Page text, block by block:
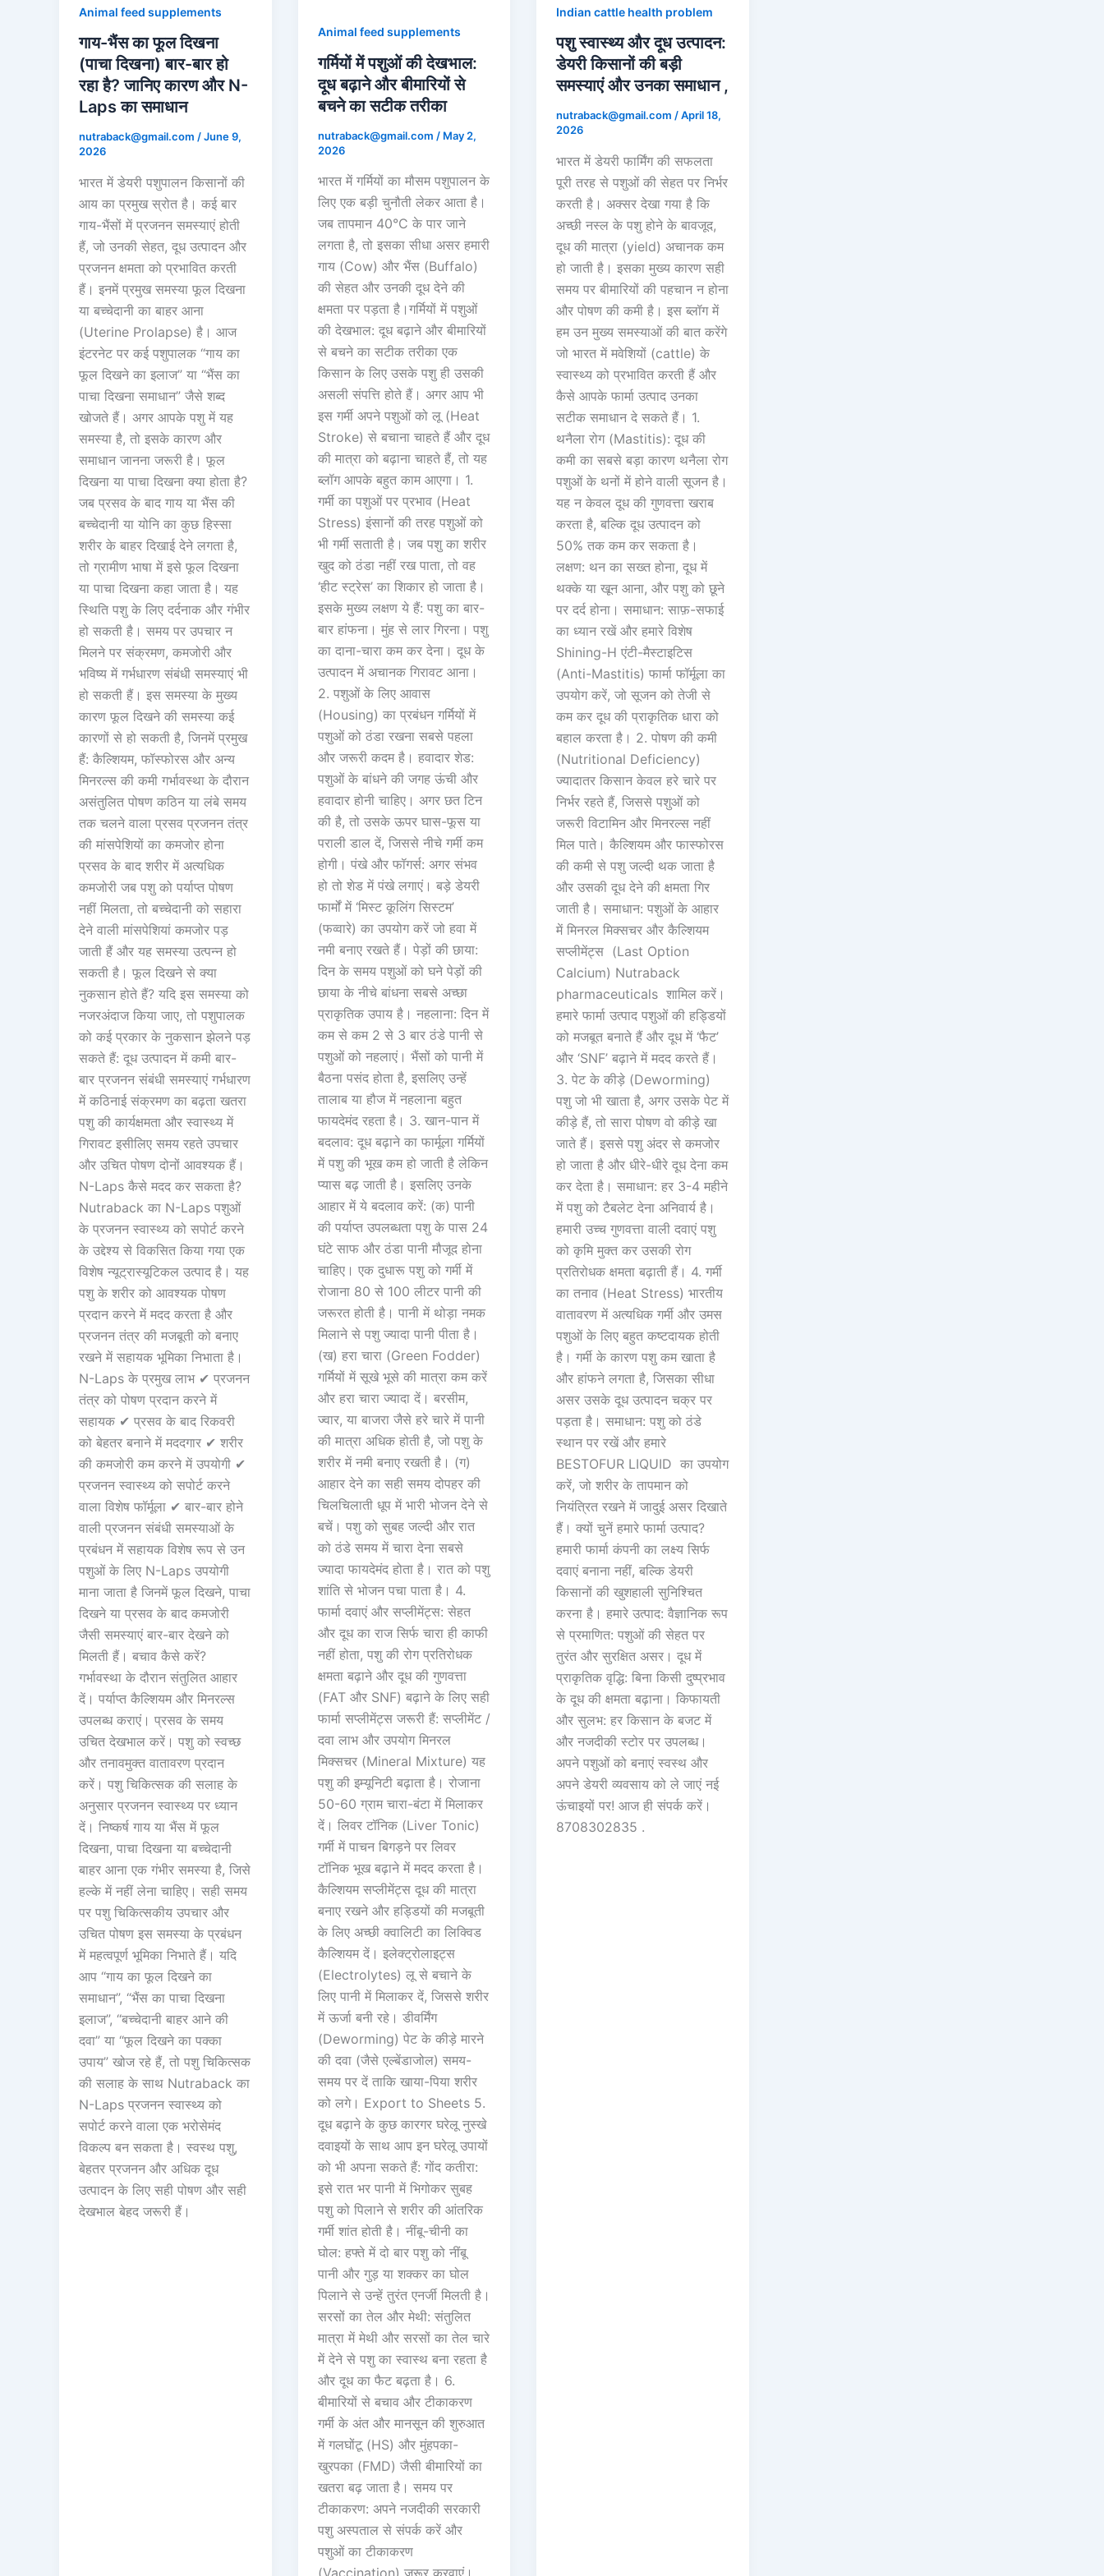
Animal feed supplements
गाय-भैंस का फूल दिखना
(पाचा दिखना) बार-बार हो
रहा है? जानिए कारण और N-
Laps का समाधान
nutraback@gmail.com /June 9,
2026
भारत में डेयरी पशुपालन किसानों की
आय का प्रमुख स्रोत है। कई बार
गाय-भैंसों में प्रजनन समस्याएं होती
हैं, जो उनकी सेहत, दूध उत्पादन और
प्रजनन क्षमता को प्रभावित करती
हैं। इनमें प्रमुख समस्या फूल दिखना
या बच्चेदानी का बाहर आना
(Uterine Prolapse) है। आज
इंटरनेट पर कई पशुपालक “गाय का
फूल दिखने का इलाज” या “भैंस का
पाचा दिखना समाधान” जैसे शब्द
खोजते हैं। अगर आपके पशु में यह
समस्या है, तो इसके कारण और
समाधान जानना जरूरी है। फूल
दिखना या पाचा दिखना क्या होता है?
जब प्रसव के बाद गाय या भैंस की
बच्चेदानी या योनि का कुछ हिस्सा
शरीर के बाहर दिखाई देने लगता है,
तो ग्रामीण भाषा में इसे फूल दिखना
या पाचा दिखना कहा जाता है। यह
स्थिति पशु के लिए दर्दनाक और गंभीर
हो सकती है। समय पर उपचार न
मिलने पर संक्रमण, कमजोरी और
भविष्य में गर्भधारण संबंधी समस्याएं भी
हो सकती हैं। इस समस्या के मुख्य
कारण फूल दिखने की समस्या कई
कारणों से हो सकती है, जिनमें प्रमुख
हैं: कैल्शियम, फॉस्फोरस और अन्य
मिनरल्स की कमी गर्भावस्था के दौरान
असंतुलित पोषण कठिन या लंबे समय
तक चलने वाला प्रसव प्रजनन तंत्र
की मांसपेशियों का कमजोर होना
प्रसव के बाद शरीर में अत्यधिक
कमजोरी जब पशु को पर्याप्त पोषण
नहीं मिलता, तो बच्चेदानी को सहारा
देने वाली मांसपेशियां कमजोर पड़
जाती हैं और यह समस्या उत्पन्न हो
सकती है। फूल दिखने से क्या
नुकसान होते हैं? यदि इस समस्या को
नजरअंदाज किया जाए, तो पशुपालक
को कई प्रकार के नुकसान झेलने पड़
सकते हैं: दूध उत्पादन में कमी बार-
बार प्रजनन संबंधी समस्याएं गर्भधारण
में कठिनाई संक्रमण का बढ़ता खतरा
पशु की कार्यक्षमता और स्वास्थ्य में
गिरावट इसीलिए समय रहते उपचार
और उचित पोषण दोनों आवश्यक हैं।
N-Laps कैसे मदद कर सकता है?
Nutraback का N-Laps पशुओं
के प्रजनन स्वास्थ्य को सपोर्ट करने
के उद्देश्य से विकसित किया गया एक
विशेष न्यूट्रास्यूटिकल उत्पाद है। यह
पशु के शरीर को आवश्यक पोषण
प्रदान करने में मदद करता है और
प्रजनन तंत्र की मजबूती को बनाए
रखने में सहायक भूमिका निभाता है।
N-Laps के प्रमुख लाभ ✔ प्रजनन
तंत्र को पोषण प्रदान करने में
सहायक ✔ प्रसव के बाद रिकवरी
को बेहतर बनाने में मददगार ✔ शरीर
की कमजोरी कम करने में उपयोगी ✔
प्रजनन स्वास्थ्य को सपोर्ट करने
वाला विशेष फॉर्मूला ✔ बार-बार होने
वाली प्रजनन संबंधी समस्याओं के
प्रबंधन में सहायक विशेष रूप से उन
पशुओं के लिए N-Laps उपयोगी
माना जाता है जिनमें फूल दिखने, पाचा
दिखने या प्रसव के बाद कमजोरी
जैसी समस्याएं बार-बार देखने को
मिलती हैं। बचाव कैसे करें?
गर्भावस्था के दौरान संतुलित आहार
दें। पर्याप्त कैल्शियम और मिनरल्स
उपलब्ध कराएं। प्रसव के समय
उचित देखभाल करें। पशु को स्वच्छ
और तनावमुक्त वातावरण प्रदान
करें। पशु चिकित्सक की सलाह के
अनुसार प्रजनन स्वास्थ्य पर ध्यान
दें। निष्कर्ष गाय या भैंस में फूल
दिखना, पाचा दिखना या बच्चेदानी
बाहर आना एक गंभीर समस्या है, जिसे
हल्के में नहीं लेना चाहिए। सही समय
पर पशु चिकित्सकीय उपचार और
उचित पोषण इस समस्या के प्रबंधन
में महत्वपूर्ण भूमिका निभाते हैं। यदि
आप “गाय का फूल दिखने का
समाधान”, “भैंस का पाचा दिखना
इलाज”, “बच्चेदानी बाहर आने की
दवा” या “फूल दिखने का पक्का
उपाय” खोज रहे हैं, तो पशु चिकित्सक
की सलाह के साथ Nutraback का
N-Laps प्रजनन स्वास्थ्य को
सपोर्ट करने वाला एक भरोसेमंद
विकल्प बन सकता है। स्वस्थ पशु,
बेहतर प्रजनन और अधिक दूध
उत्पादन के लिए सही पोषण और सही
देखभाल बेहद जरूरी हैं।
Animal feed supplements
गर्मियों में पशुओं की देखभाल:
दूध बढ़ाने और बीमारियों से
बचने का सटीक तरीका
nutraback@gmail.com / May 2,
2026
भारत में गर्मियों का मौसम पशुपालन के
लिए एक बड़ी चुनौती लेकर आता है।
जब तापमान 40°C के पार जाने
लगता है, तो इसका सीधा असर हमारी
गाय (Cow) और भैंस (Buffalo)
की सेहत और उनकी दूध देने की
क्षमता पर पड़ता है।गर्मियों में पशुओं
की देखभाल: दूध बढ़ाने और बीमारियों
से बचने का सटीक तरीका एक
किसान के लिए उसके पशु ही उसकी
असली संपत्ति होते हैं। अगर आप भी
इस गर्मी अपने पशुओं को लू (Heat
Stroke) से बचाना चाहते हैं और दूध
की मात्रा को बढ़ाना चाहते हैं, तो यह
ब्लॉग आपके बहुत काम आएगा। 1.
गर्मी का पशुओं पर प्रभाव (Heat
Stress) इंसानों की तरह पशुओं को
भी गर्मी सताती है। जब पशु का शरीर
खुद को ठंडा नहीं रख पाता, तो वह
‘हीट स्ट्रेस’ का शिकार हो जाता है।
इसके मुख्य लक्षण ये हैं: पशु का बार-
बार हांफना। मुंह से लार गिरना। पशु
का दाना-चारा कम कर देना। दूध के
उत्पादन में अचानक गिरावट आना।
2. पशुओं के लिए आवास
(Housing) का प्रबंधन गर्मियों में
पशुओं को ठंडा रखना सबसे पहला
और जरूरी कदम है। हवादार शेड:
पशुओं के बांधने की जगह ऊंची और
हवादार होनी चाहिए। अगर छत टिन
की है, तो उसके ऊपर घास-फूस या
पराली डाल दें, जिससे नीचे गर्मी कम
होगी। पंखे और फॉगर्स: अगर संभव
हो तो शेड में पंखे लगाएं। बड़े डेयरी
फार्मों में ‘मिस्ट कूलिंग सिस्टम’
(फव्वारे) का उपयोग करें जो हवा में
नमी बनाए रखते हैं। पेड़ों की छाया:
दिन के समय पशुओं को घने पेड़ों की
छाया के नीचे बांधना सबसे अच्छा
प्राकृतिक उपाय है। नहलाना: दिन में
कम से कम 2 से 3 बार ठंडे पानी से
पशुओं को नहलाएं। भैंसों को पानी में
बैठना पसंद होता है, इसलिए उन्हें
तालाब या हौज में नहलाना बहुत
फायदेमंद रहता है। 3. खान-पान में
बदलाव: दूध बढ़ाने का फार्मूला गर्मियों
में पशु की भूख कम हो जाती है लेकिन
प्यास बढ़ जाती है। इसलिए उनके
आहार में ये बदलाव करें: (क) पानी
की पर्याप्त उपलब्धता पशु के पास 24
घंटे साफ और ठंडा पानी मौजूद होना
चाहिए। एक दुधारू पशु को गर्मी में
रोजाना 80 से 100 लीटर पानी की
जरूरत होती है। पानी में थोड़ा नमक
मिलाने से पशु ज्यादा पानी पीता है।
(ख) हरा चारा (Green Fodder)
गर्मियों में सूखे भूसे की मात्रा कम करें
और हरा चारा ज्यादा दें। बरसीम,
ज्वार, या बाजरा जैसे हरे चारे में पानी
की मात्रा अधिक होती है, जो पशु के
शरीर में नमी बनाए रखती है। (ग)
आहार देने का सही समय दोपहर की
चिलचिलाती धूप में भारी भोजन देने से
बचें। पशु को सुबह जल्दी और रात
को ठंडे समय में चारा देना सबसे
ज्यादा फायदेमंद होता है। रात को पशु
शांति से भोजन पचा पाता है। 4.
फार्मा दवाएं और सप्लीमेंट्स: सेहत
और दूध का राज सिर्फ चारा ही काफी
नहीं होता, पशु की रोग प्रतिरोधक
क्षमता बढ़ाने और दूध की गुणवत्ता
(FAT और SNF) बढ़ाने के लिए सही
फार्मा सप्लीमेंट्स जरूरी हैं: सप्लीमेंट /
दवा लाभ और उपयोग मिनरल
मिक्सचर (Mineral Mixture) यह
पशु की इम्यूनिटी बढ़ाता है। रोजाना
50-60 ग्राम चारा-बंटा में मिलाकर
दें। लिवर टॉनिक (Liver Tonic)
गर्मी में पाचन बिगड़ने पर लिवर
टॉनिक भूख बढ़ाने में मदद करता है।
कैल्शियम सप्लीमेंट्स दूध की मात्रा
बनाए रखने और हड्डियों की मजबूती
के लिए अच्छी क्वालिटी का लिक्विड
कैल्शियम दें। इलेक्ट्रोलाइट्स
(Electrolytes) लू से बचाने के
लिए पानी में मिलाकर दें, जिससे शरीर
में ऊर्जा बनी रहे। डीवर्मिंग
(Deworming) पेट के कीड़े मारने
की दवा (जैसे एल्बेंडाजोल) समय-
समय पर दें ताकि खाया-पिया शरीर
को लगे। Export to Sheets 5.
दूध बढ़ाने के कुछ कारगर घरेलू नुस्खे
दवाइयों के साथ आप इन घरेलू उपायों
को भी अपना सकते हैं: गोंद कतीरा:
इसे रात भर पानी में भिगोकर सुबह
पशु को पिलाने से शरीर की आंतरिक
गर्मी शांत होती है। नींबू-चीनी का
घोल: हफ्ते में दो बार पशु को नींबू
पानी और गुड़ या शक्कर का घोल
पिलाने से उन्हें तुरंत एनर्जी मिलती है।
सरसों का तेल और मेथी: संतुलित
मात्रा में मेथी और सरसों का तेल चारे
में देने से पशु का स्वास्थ बना रहता है
और दूध का फैट बढ़ता है। 6.
बीमारियों से बचाव और टीकाकरण
गर्मी के अंत और मानसून की शुरुआत
में गलघोंटू (HS) और मुंहपका-
खुरपका (FMD) जैसी बीमारियों का
खतरा बढ़ जाता है। समय पर
टीकाकरण: अपने नजदीकी सरकारी
पशु अस्पताल से संपर्क करें और
पशुओं का टीकाकरण
Indian cattle health problem
पशु स्वास्थ्य और दूध उत्पादन:
डेयरी किसानों की बड़ी
समस्याएं और उनका समाधान ,
nutraback@gmail.com/April 18,
2026
भारत में डेयरी फार्मिंग की सफलता
पूरी तरह से पशुओं की सेहत पर निर्भर
करती है। अक्सर देखा गया है कि
अच्छी नस्ल के पशु होने के बावजूद,
दूध की मात्रा (yield) अचानक कम
हो जाती है। इसका मुख्य कारण सही
समय पर बीमारियों की पहचान न होना
और पोषण की कमी है। इस ब्लॉग में
हम उन मुख्य समस्याओं की बात करेंगे
जो भारत में मवेशियों (cattle) के
स्वास्थ्य को प्रभावित करती हैं और
कैसे आपके फार्मा उत्पाद उनका
सटीक समाधान दे सकते हैं। 1.
थनैला रोग (Mastitis): दूध की
कमी का सबसे बड़ा कारण थनैला रोग
पशुओं के थनों में होने वाली सूजन है।
यह न केवल दूध की गुणवत्ता खराब
करता है, बल्कि दूध उत्पादन को
50% तक कम कर सकता है।
लक्षण: थन का सख्त होना, दूध में
थक्के या खून आना, और पशु को छूने
पर दर्द होना। समाधान: साफ़-सफाई
का ध्यान रखें और हमारे विशेष
Shining-H एंटी-मैस्टाइटिस
(Anti-Mastitis) फार्मा फॉर्मूला का
उपयोग करें, जो सूजन को तेजी से
कम कर दूध की प्राकृतिक धारा को
बहाल करता है। 2. पोषण की कमी
(Nutritional Deficiency)
ज्यादातर किसान केवल हरे चारे पर
निर्भर रहते हैं, जिससे पशुओं को
जरूरी विटामिन और मिनरल्स नहीं
मिल पाते। कैल्शियम और फास्फोरस
की कमी से पशु जल्दी थक जाता है
और उसकी दूध देने की क्षमता गिर
जाती है। समाधान: पशुओं के आहार
में मिनरल मिक्सचर और कैल्शियम
सप्लीमेंट्स (Last Option
Calcium) Nutraback
pharmaceuticals शामिल करें।
हमारे फार्मा उत्पाद पशुओं की हड्डियों
को मजबूत बनाते हैं और दूध में ‘फैट’
और ‘SNF’ बढ़ाने में मदद करते हैं।
3. पेट के कीड़े (Deworming)
पशु जो भी खाता है, अगर उसके पेट में
कीड़े हैं, तो सारा पोषण वो कीड़े खा
जाते हैं। इससे पशु अंदर से कमजोर
हो जाता है और धीरे-धीरे दूध देना कम
कर देता है। समाधान: हर 3-4 महीने
में पशु को टैबलेट देना अनिवार्य है।
हमारी उच्च गुणवत्ता वाली दवाएं पशु
को कृमि मुक्त कर उसकी रोग
प्रतिरोधक क्षमता बढ़ाती हैं। 4. गर्मी
का तनाव (Heat Stress) भारतीय
वातावरण में अत्यधिक गर्मी और उमस
पशुओं के लिए बहुत कष्टदायक होती
है। गर्मी के कारण पशु कम खाता है
और हांफने लगता है, जिसका सीधा
असर उसके दूध उत्पादन चक्र पर
पड़ता है। समाधान: पशु को ठंडे
स्थान पर रखें और हमारे
BESTOFUR LIQUID का उपयोग
करें, जो शरीर के तापमान को
नियंत्रित रखने में जादुई असर दिखाते
हैं। क्यों चुनें हमारे फार्मा उत्पाद?
हमारी फार्मा कंपनी का लक्ष्य सिर्फ
दवाएं बनाना नहीं, बल्कि डेयरी
किसानों की खुशहाली सुनिश्चित
करना है। हमारे उत्पाद: वैज्ञानिक रूप
से प्रमाणित: पशुओं की सेहत पर
तुरंत और सुरक्षित असर। दूध में
प्राकृतिक वृद्धि: बिना किसी दुष्प्रभाव
के दूध की क्षमता बढ़ाना। किफायती
और सुलभ: हर किसान के बजट में
और नजदीकी स्टोर पर उपलब्ध।
अपने पशुओं को बनाएं स्वस्थ और
अपने डेयरी व्यवसाय को ले जाएं नई
ऊंचाइयों पर! आज ही संपर्क करें।
8708302835 .